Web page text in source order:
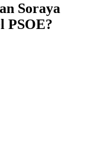
Soraya
PSOE?